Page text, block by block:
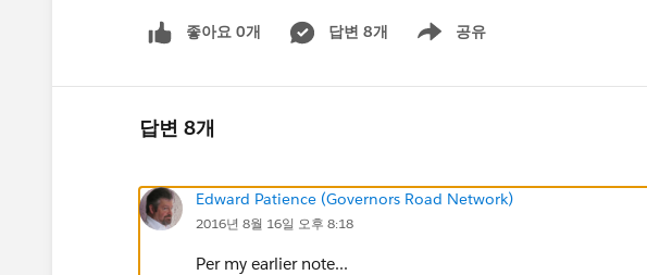
좋아요 0개 답변 8개 공유
Show menu
답변 8개
Edward Patience (Governors Road Network)
2016년 8월 16일 오후 8:18
Per my earlier note...